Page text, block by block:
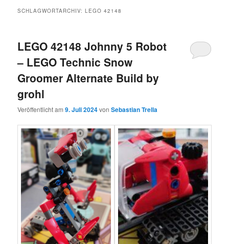
SCHLAGWORTARCHIV:LEGO 42148
LEGO 42148 Johnny 5 Robot
– LEGO Technic Snow
Groomer Alternate Build by
grohl
Veröffentlicht am9. Juli 2024vonSebastian Trella